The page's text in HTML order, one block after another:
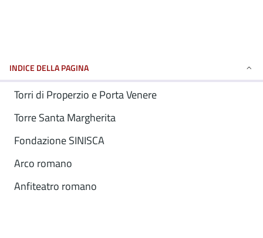
INDICE DELLA PAGINA
Torri di Properzio e Porta Venere
Torre Santa Margherita
Fondazione SINISCA
Arco romano
Anfiteatro romano